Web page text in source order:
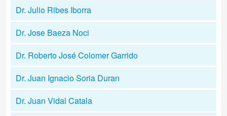
Dr. Julio Ribes Iborra
Dr. Jose Baeza Noci
Dr. Roberto José Colomer Garrido
Dr. Juan Ignacio Soria Duran
Dr. Juan Vidal Catala